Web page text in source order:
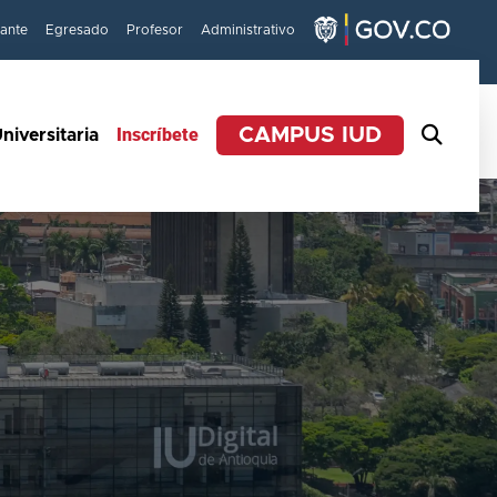
Egresado Profesor Administrativo
Inscríbete CAMPUS IUD